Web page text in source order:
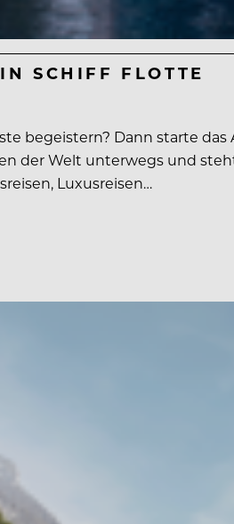
SCHIFF FLOTTE
begeistern? Dann starte
der Welt unterwegs und
Luxusreisen…